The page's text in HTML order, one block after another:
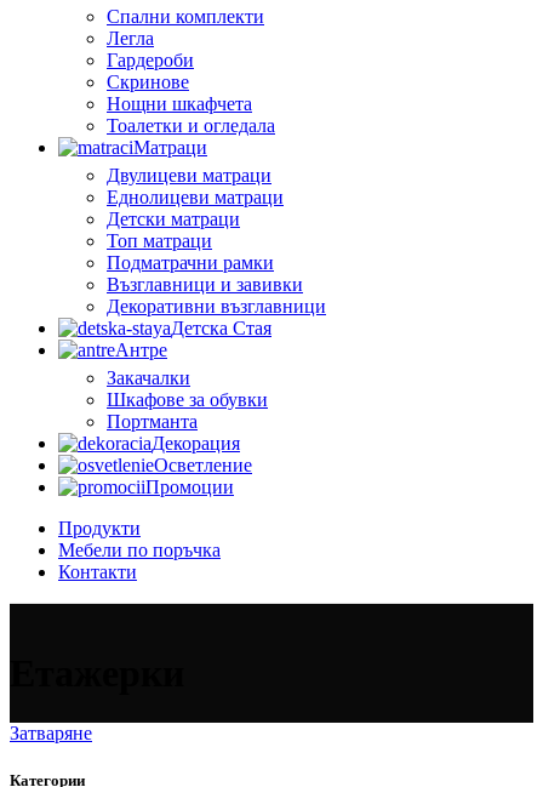
Спални комплекти
Легла
Гардероби
Скринове
Нощни шкафчета
Тоалетки и огледала
Матраци
Двулицеви матраци
Еднолицеви матраци
Детски матраци
Топ матраци
Подматрачни рамки
Възглавници и завивки
Декоративни възглавници
Детска Стая
Антре
Закачалки
Шкафове за обувки
Портманта
Декорация
Осветление
Промоции
Продукти
Мебели по поръчка
Контакти
Затваряне
Категории